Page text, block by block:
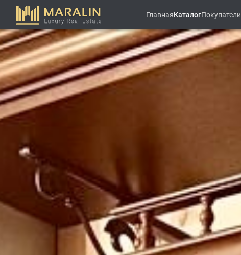
ГлавнаяКаталогПокупатели